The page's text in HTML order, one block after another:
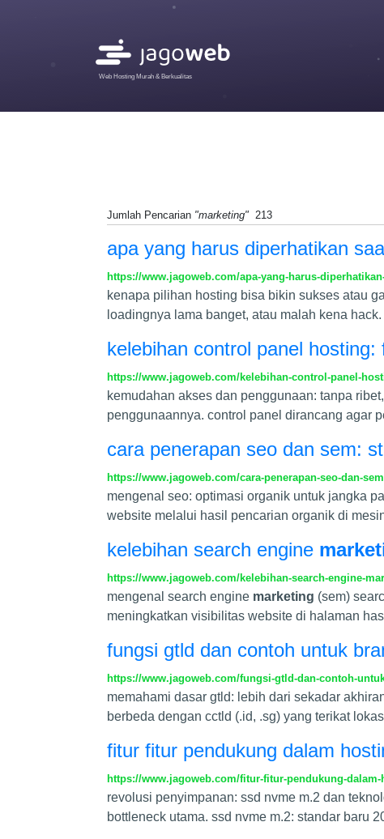
Web Hosting Murah & Berkualitas
Jumlah Pencarian "marketing" 213
apa yang harus diperhatikan
https://www.jagoweb.com/apa-yang-harus-
kenapa pilihan hosting bisa bikin sukses atau
loadingnya lama banget, atau malah kena
kelebihan control panel
https://www.jagoweb.com/kelebihan-control-panel-
kemudahan akses dan penggunaan: tanpa
penggunaannya. control panel dirancang agar
cara penerapan seo dan sem:
https://www.jagoweb.com/cara-penerapan-seo-dan-
mengenal seo: optimasi organik untuk jangka
website melalui hasil pencarian organik di
kelebihan search engine
https://www.jagoweb.com/kelebihan-search-engine-
mengenal search engine marketing (sem)
meningkatkan visibilitas website di halaman
fungsi gtld dan contoh untuk
https://www.jagoweb.com/fungsi-gtld-dan-contoh-
memahami dasar gtld: lebih dari sekadar
berbeda dengan cctld (.id, .sg) yang terikat
fitur fitur pendukung dalam
https://www.jagoweb.com/fitur-fitur-pendukung-
revolusi penyimpanan: ssd nvme m.2 dan
bottleneck utama. ssd nvme m.2: standar baru